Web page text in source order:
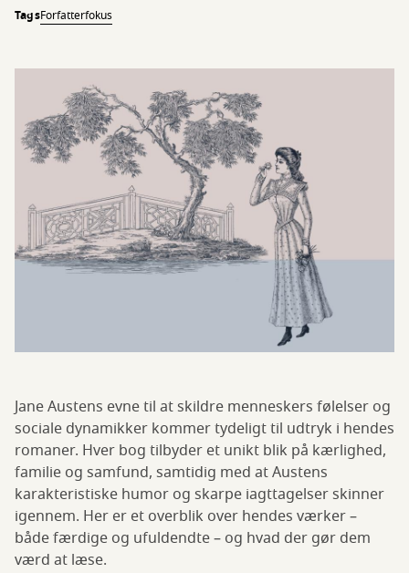
TagsForfatterfokus
Jane Austens evne til at skildre menneskers følelser og
sociale dynamikker kommer tydeligt til udtryk i hendes
romaner. Hver bog tilbyder et unikt blik på kærlighed,
familie og samfund, samtidig med at Austens
karakteristiske humor og skarpe iagttagelser skinner
igennem. Her er et overblik over hendes værker –
både færdige og ufuldendte – og hvad der gør dem
værd at læse.